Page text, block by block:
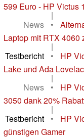
599 Euro - HP Victus
|
News
•
Laptop mit RTX 4060
|
Testbericht
•
HP
Lake und Ada
|
News
•
HP
3050 dank 20%
|
Testbericht
•
HP
günstigen Gamer